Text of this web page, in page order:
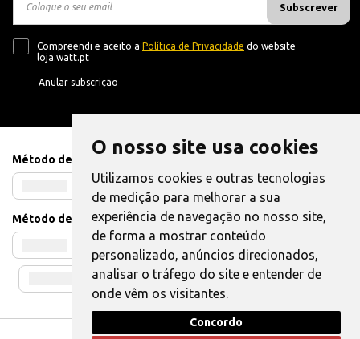
O nosso site usa cookies
Utilizamos cookies e outras tecnologias
de medição para melhorar a sua
experiência de navegação no nosso site,
de forma a mostrar conteúdo
personalizado, anúncios direcionados,
analisar o tráfego do site e entender de
onde vêm os visitantes.
Concordo
Subscrever
Compreendi e aceito a Política de Privacidade do website
loja.watt.pt
Anular subscrição
Método de Pagamento
Método de Envio
Livro de Reclamações | Também pode Elogiar